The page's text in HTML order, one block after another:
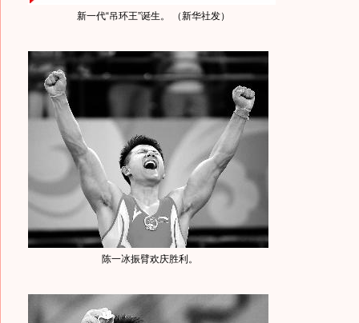
新一代“吊环王”诞生。 （新华社发）
陈一冰振臂欢庆胜利。